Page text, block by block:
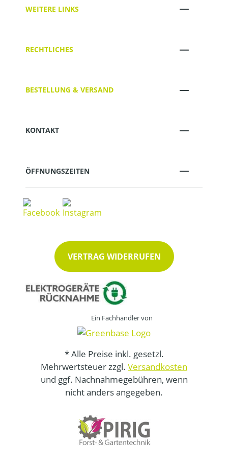
WEITERE LINKS
RECHTLICHES
BESTELLUNG & VERSAND
KONTAKT
ÖFFNUNGSZEITEN
VERTRAG WIDERRUFEN
Ein Fachhändler von
* Alle Preise inkl. gesetzl.
Mehrwertsteuer zzgl. Versandkosten
und ggf. Nachnahmegebühren, wenn
nicht anders angegeben.